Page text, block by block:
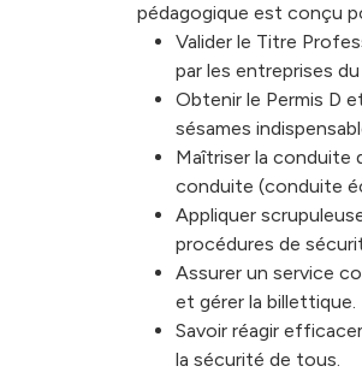
pédagogique est conçu
Valider le Titre
par les entreprises
Obtenir le Permis D
sésames
Maîtriser la conduite
conduite (conduite
Appliquer
procédures de
Assurer un service
et gérer la billettique.
Savoir réagir
la sécurité de tous.